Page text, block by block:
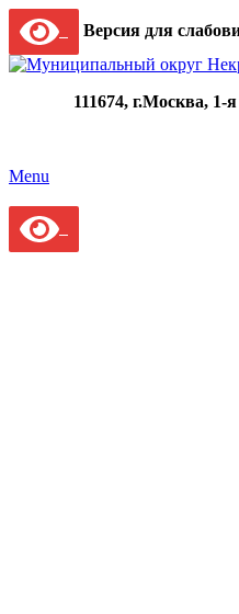
Версия для
111674, г.Москва, 1-
Menu